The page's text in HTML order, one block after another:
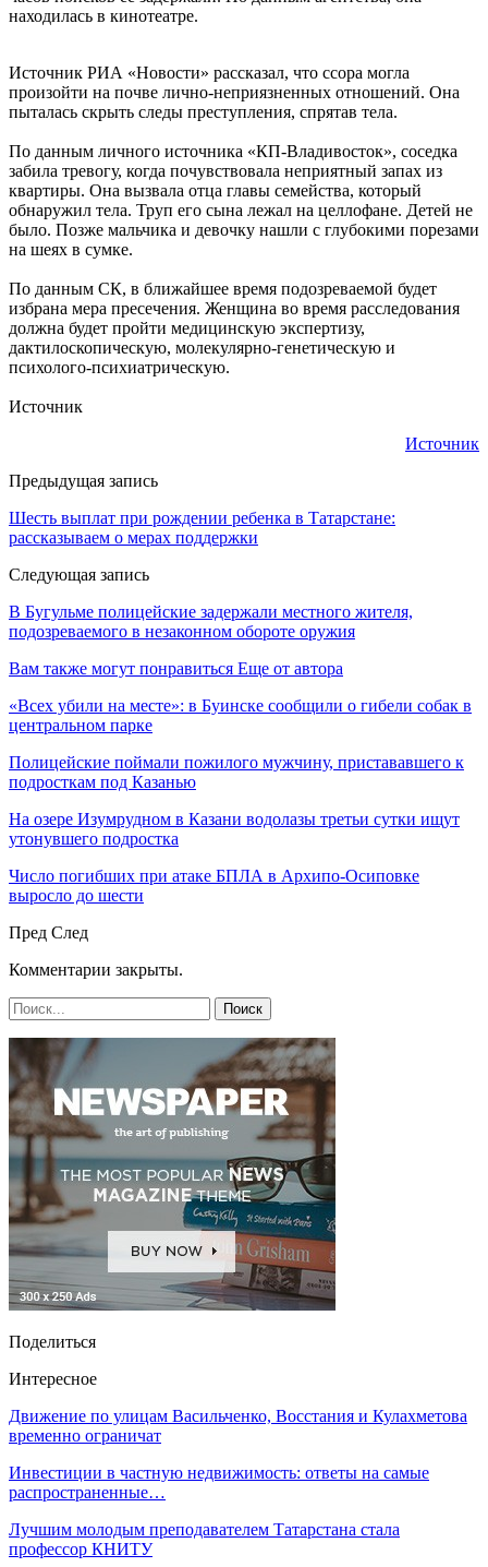
находилась в кинотеатре.
Источник РИА «Новости» рассказал, что ссора могла
произойти на почве лично-неприязненных отношений. Она
пыталась скрыть следы преступления, спрятав тела.
По данным личного источника «КП-Владивосток», соседка
забила тревогу, когда почувствовала неприятный запах из
квартиры. Она вызвала отца главы семейства, который
обнаружил тела. Труп его сына лежал на целлофане. Детей не
было. Позже мальчика и девочку нашли с глубокими порезами
на шеях в сумке.
По данным СК, в ближайшее время подозреваемой будет
избрана мера пресечения. Женщина во время расследования
должна будет пройти медицинскую экспертизу,
дактилоскопическую, молекулярно-генетическую и
психолого-психиатрическую.
Источник
Источник
Предыдущая запись
Шесть выплат при рождении ребенка в Татарстане:
рассказываем о мерах поддержки
Следующая запись
В Бугульме полицейские задержали местного жителя,
подозреваемого в незаконном обороте оружия
Вам также могут понравиться Еще от автора
«Всех убили на месте»: в Буинске сообщили о гибели собак в
центральном парке
Полицейские поймали пожилого мужчину, пристававшего к
подросткам под Казанью
На озере Изумрудном в Казани водолазы третьи сутки ищут
утонувшего подростка
Число погибших при атаке БПЛА в Архипо-Осиповке
выросло до шести
Пред След
Комментарии закрыты.
Поделиться
Интересное
Движение по улицам Васильченко, Восстания и Кулахметова
временно ограничат
Инвестиции в частную недвижимость: ответы на самые
распространенные…
Лучшим молодым преподавателем Татарстана стала
профессор КНИТУ